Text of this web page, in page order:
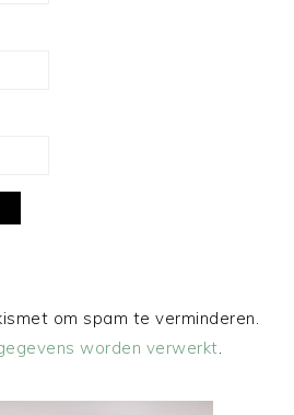
om spam te verminderen.
worden verwerkt